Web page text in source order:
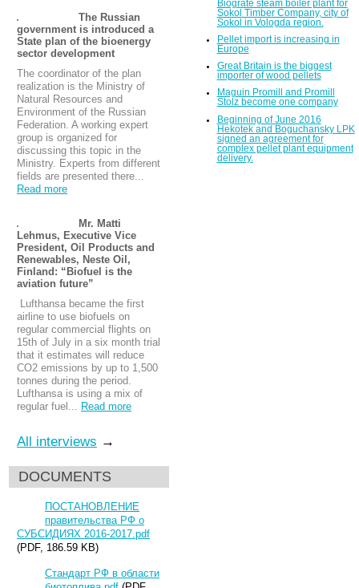
The Russian
government is introduced a
State plan of the bioenergy
sector development
The coordinator of the plan
realization is the Ministry of
Natural Resources and
Environment of the Russian
Federation. A working expert
group is organized for
discussing this topic in the
Ministry. Experts from different
fields are presented there...
Read more
Mr. Matti
Lehmus, Executive Vice
President, Oil Products and
Renewables, Neste Oil,
Finland: “Biofuel is the
aviation future”
Lufthansa became the first
airline to use biofuels on
regular commercial flights on
15th of July in a six month trial
that it estimates will reduce
CO2 emissions by up to 1,500
tonnes during the period.
Lufthansa is using a mix of
regular fuel... Read more
All interviews →
DOCUMENTS
ПОСТАНОВЛЕНИЕ
правительства РФ о
СУБСИДИЯХ 2016-2017.pdf
(PDF, 186.59 KB)
Стандарт РФ в области
Biograte steam boiler plant for
Sokol Timber Company, city of
Sokol in Vologda region.
Pellet import is increasing in
Europe
Great Britain is the biggest
importer of wood pellets
Maguin Promill and Promill
Stolz become one company
Beginning of June 2016
Hekotek and Boguchansky LPK
signed an agreement for
complex pellet plant equipment
delivery.